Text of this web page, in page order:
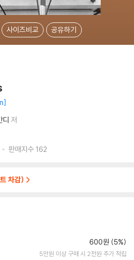
사이즈비교 공유하기
디 저
판매지수 162
차감)
600원 (5%)
5만원 이상 구매 시 2천원 추가 적립